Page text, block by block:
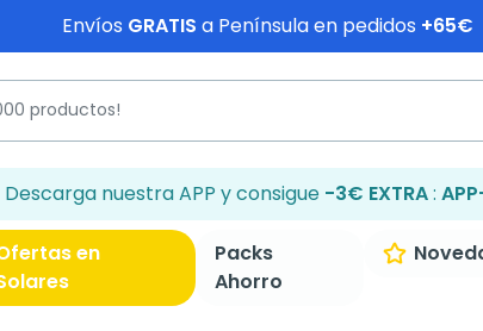
Envíos GRATIS a Península en pedidos +65€
Descarga nuestra APP y consigue -3€ EXTRA:
en
Packs
Ahorro